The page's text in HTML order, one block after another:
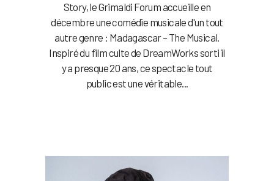
Story, le Grimaldi Forum accueille en
décembre une comédie musicale d'un tout
autre genre : Madagascar – The Musical.
Inspiré du film culte de DreamWorks sorti il
y a presque 20 ans, ce spectacle tout
public est une véritable...